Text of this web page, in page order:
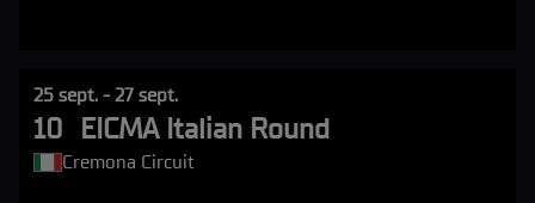
25 sept. - 27 sept.
10 EICMA Italian Round
Cremona Circuit